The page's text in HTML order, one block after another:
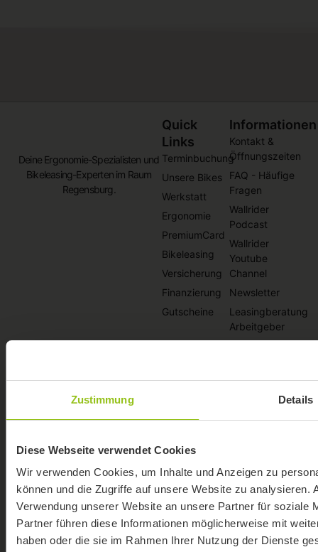
Zustimmung Details
Diese Webseite verwendet Cookies
Wir verwenden Cookies, um Inhalte und Anzeigen zu
können und die Zugriffe auf unsere Website zu analysieren.
Verwendung unserer Website an unsere Partner für soziale
Partner führen diese Informationen möglicherweise mit
haben oder die sie im Rahmen Ihrer Nutzung der Dienste
Deine Ergonomie-Spezialisten und
Bikeleasing-Experten im Raum
Regensburg.
Quick
Links
Terminbuchung
Unsere Bikes
Werkstatt
Ergonomie
PremiumCard
Bikeleasing
Versicherung
Finanzierung
Gutscheine
Informationen
Kontakt &
Öffnungszeiten
FAQ - Häufige
Fragen
Wallrider
Podcast
Wallrider
Youtube
Channel
Newsletter
Leasingberatung
Arbeitgeber
Datenschutz
Gesamtbewertung ⠇